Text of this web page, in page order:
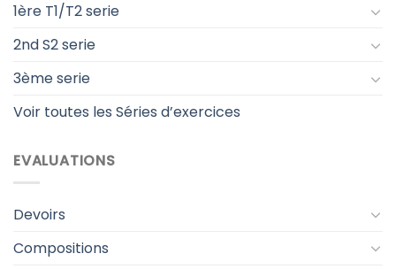
1ère T1/T2 serie
2nd S2 serie
3ème serie
Voir toutes les Séries d’exercices
EVALUATIONS
Devoirs
Compositions